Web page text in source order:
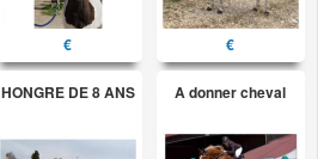
€ €
HONGRE DE 8 ANS A donner cheval